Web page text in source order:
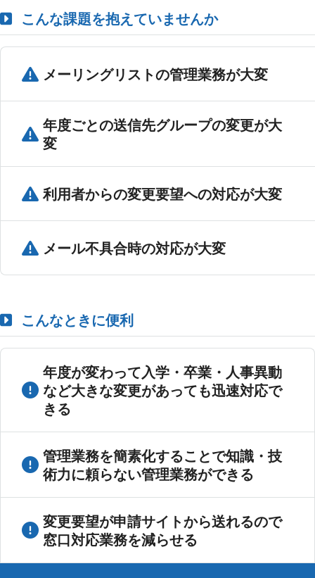
こんな課題を抱えていませんか
メーリングリストの管理業務が大変
年度ごとの送信先グループの変更が大
変
利用者からの変更要望への対応が大変
メール不具合時の対応が大変
こんなときに便利
年度が変わって入学・卒業・人事異動
など大きな変更があっても迅速対応で
きる
管理業務を簡素化することで知識・技
術力に頼らない管理業務ができる
変更要望が申請サイトから送れるので
窓口対応業務を減らせる